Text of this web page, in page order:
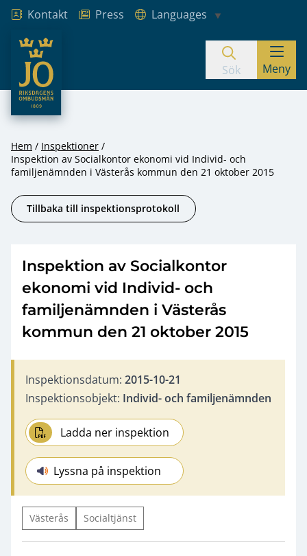
Hoppa till innehåll
Kontakt Press
Languages
JO – Riksdagens Ombudsmän
Sök Meny
Hem
Inspektioner
Inspektion av Socialkontor ekonomi vid Individ- och
familjenämnden i Västerås kommun den 21 oktober 2015
Tillbaka till inspektionsprotokoll
Inspektion av Socialkontor
ekonomi vid Individ- och
familjenämnden i Västerås
kommun den 21 oktober 2015
Inspektionsdatum: 2015-10-21
Inspektionsobjekt: Individ- och familjenämnden
Ladda ner inspektion
Lyssna på inspektion
Västerås Socialtjänst